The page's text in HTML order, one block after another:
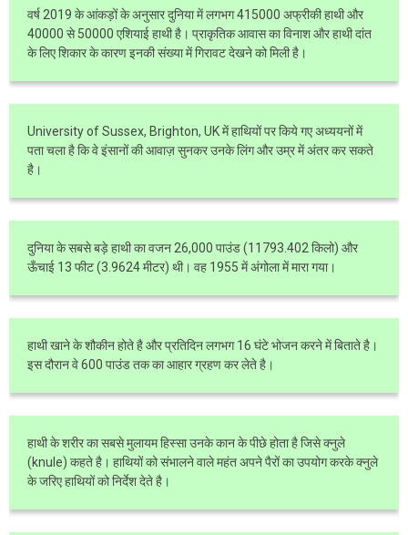
वर्ष 2019 के आंकड़ों के अनुसार दुनिया में लगभग 415000 अफ्रीकी हाथी और
40000 से 50000 एशियाई हाथी है। प्राकृतिक आवास का विनाश और हाथी दांत
के लिए शिकार के कारण इनकी संख्या में गिरावट देखने को मिली है।
University of Sussex, Brighton, UK में हाथियों पर किये गए अध्ययनों में
पता चला है कि वे इंसानों की आवाज़ सुनकर उनके लिंग और उम्र में अंतर कर सकते
है।
दुनिया के सबसे बड़े हाथी का वजन 26,000 पाउंड (11793.402 किलो) और
ऊँचाई 13 फीट (3.9624 मीटर) थी। वह 1955 में अंगोला में मारा गया।
हाथी खाने के शौकीन होते है और प्रतिदिन लगभग 16 घंटे भोजन करने में बिताते है।
इस दौरान वे 600 पाउंड तक का आहार ग्रहण कर लेते है।
हाथी के शरीर का सबसे मुलायम हिस्सा उनके कान के पीछे होता है जिसे क्नुले
(knule) कहते है। हाथियों को संभालने वाले महंत अपने पैरों का उपयोग करके क्नुले
के जरिए हाथियों को निर्देश देते है।